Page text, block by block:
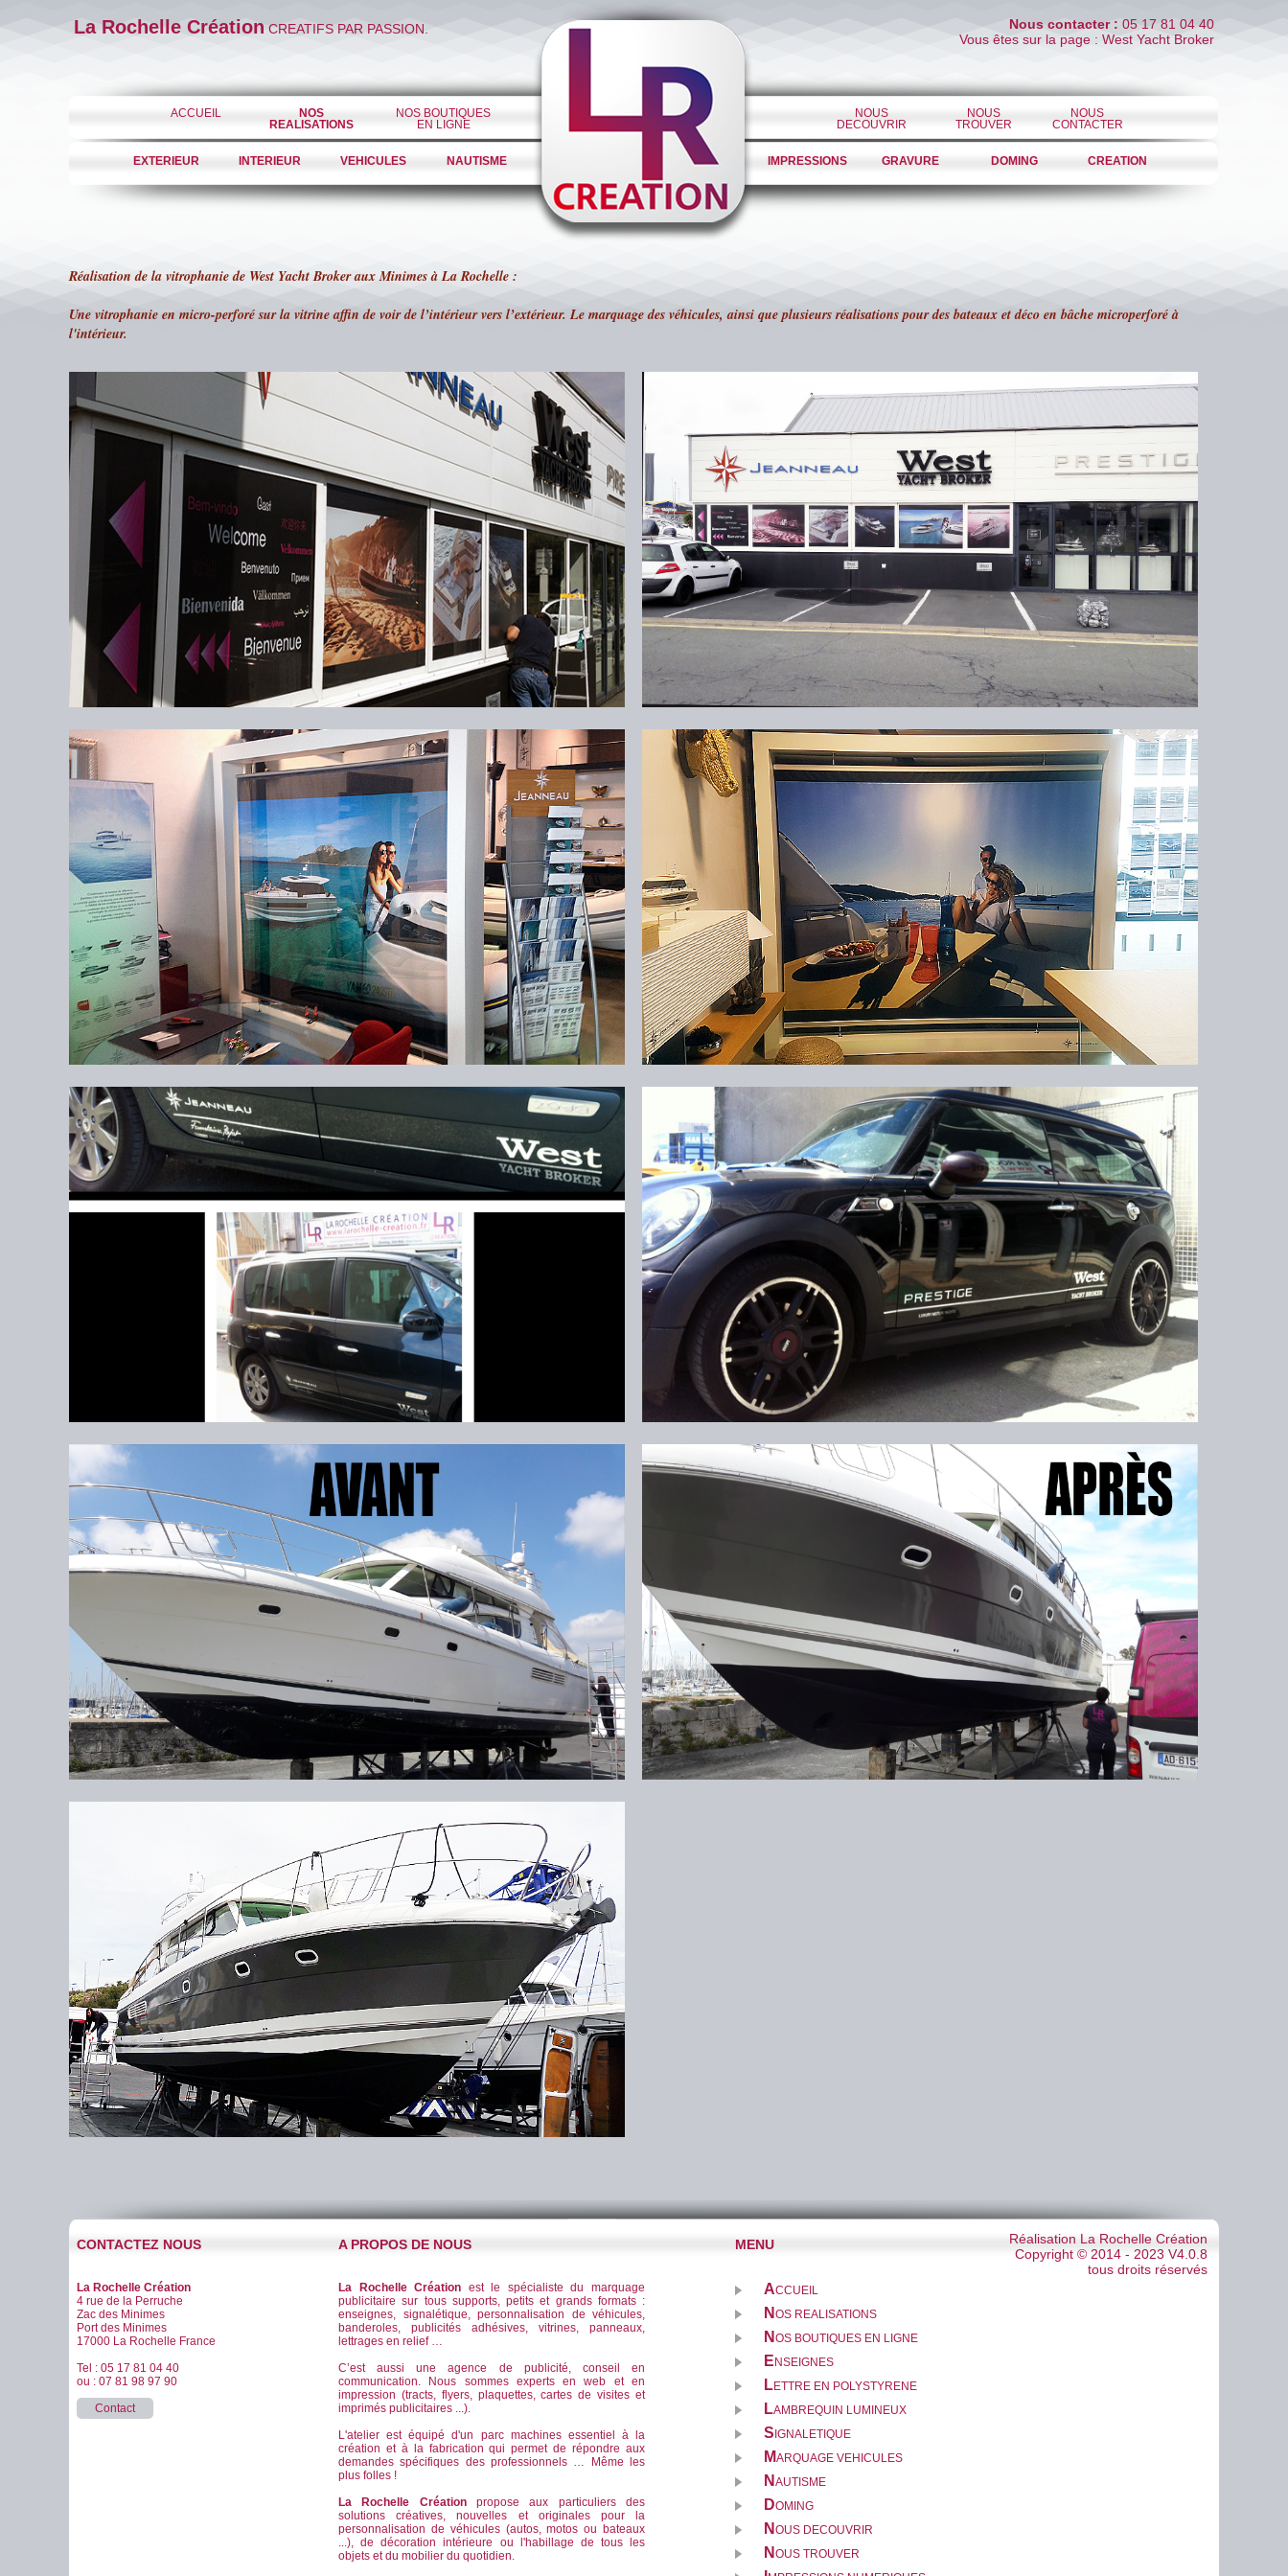
La Rochelle Création CREATIFS PAR PASSION. Nous contacter : 05 17 81 04 40
Vous êtes sur la page : West Yacht Broker
ACCUEIL
NOS
REALISATIONS
NOS BOUTIQUES
EN LIGNE
NOUS
DECOUVRIR
NOUS
TROUVER
NOUS
CONTACTER
EXTERIEUR INTERIEUR VEHICULES NAUTISME IMPRESSIONS GRAVURE DOMING CREATION
Réalisation de la vitrophanie de West Yacht Broker aux Minimes à La Rochelle :
Une vitrophanie en micro-perforé sur la vitrine affin de voir de l’intérieur vers l’extérieur. Le marquage des véhicules, ainsi que plusieurs réalisations pour des bateaux et déco en bâche microperforé à
l'intérieur.
CONTACTEZ NOUS
La Rochelle Création
4 rue de la Perruche
Zac des Minimes
Port des Minimes
17000 La Rochelle France
Tel : 05 17 81 04 40
ou : 07 81 98 97 90
Contact
A PROPOS DE NOUS
La Rochelle Création est le spécialiste du marquage
publicitaire sur tous supports, petits et grands formats :
enseignes, signalétique, personnalisation de véhicules,
banderoles, publicités adhésives, vitrines, panneaux,
lettrages en relief …
C’est aussi une agence de publicité, conseil en
communication. Nous sommes experts en web et en
impression (tracts, flyers, plaquettes, cartes de visites et
imprimés publicitaires ...).
L'atelier est équipé d'un parc machines essentiel à la
création et à la fabrication qui permet de répondre aux
demandes spécifiques des professionnels … Même les
plus folles !
La Rochelle Créationpropose aux particuliers des
solutions créatives, nouvelles et originales pour la
personnalisation de véhicules (autos, motos ou bateaux
...), de décoration intérieure ou l'habillage de tous les
objets et du mobilier du quotidien.
MENU
ACCUEIL
N OS REALISATIONS
N OS BOUTIQUES EN LIGNE
E NSEIGNES
LETTRE EN POLYSTYRENE
LAMBREQUIN LUMINEUX
S IGNALETIQUE
MARQUAGE VEHICULES
N AUTISME
DOMING
N OUS DECOUVRIR
N OUS TROUVER
Réalisation La Rochelle Création
Copyright © 2014 - 2023 V4.0.8
tous droits réservés